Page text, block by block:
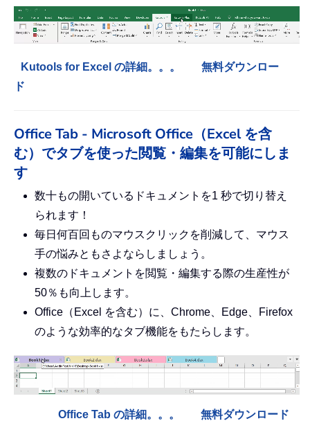
Kutools for Excel の詳細。。。
無料ダウンロー
ド
Office Tab - Microsoft Office（Excel を含
む）でタブを使った閲覧・編集を可能にしま
す
数十もの開いているドキュメントを1 秒で切り替え
られます！
毎日何百回ものマウスクリックを削減して、マウス
手の悩みともさよならしましょう。
複数のドキュメントを閲覧・編集する際の生産性が
50％も向上します。
Office（Excel を含む）に、Chrome、Edge、Firefox
のような効率的なタブ機能をもたらします。
Office Tab の詳細。。。 無料ダウンロード